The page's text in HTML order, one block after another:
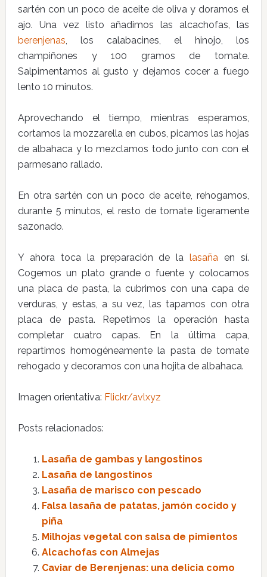
sartén con un poco de aceite de oliva y doramos el
ajo. Una vez listo añadimos las alcachofas, las
berenjenas, los calabacines, el hinojo, los
champiñones y 100 gramos de tomate.
Salpimentamos al gusto y dejamos cocer a fuego
lento 10 minutos.
Aprovechando el tiempo, mientras esperamos,
cortamos la mozzarella en cubos, picamos las hojas
de albahaca y lo mezclamos todo junto con con el
parmesano rallado.
En otra sartén con un poco de aceite, rehogamos,
durante 5 minutos, el resto de tomate ligeramente
sazonado.
Y ahora toca la preparación de lalasaña en sí.
Cogemos un plato grande o fuente y colocamos
una placa de pasta, la cubrimos con una capa de
verduras, y estas, a su vez, las tapamos con otra
placa de pasta. Repetimos la operación hasta
completar cuatro capas. En la última capa,
repartimos homogéneamente la pasta de tomate
rehogado y decoramos con una hojita de albahaca.
Imagen orientativa: Flickr/avlxyz
Posts relacionados:
Lasaña de gambas y langostinos
Lasaña de langostinos
Lasaña de marisco con pescado
Falsa lasaña de patatas, jamón cocido y
piña
Milhojas vegetal con salsa de pimientos
Alcachofas con Almejas
Caviar de Berenjenas: una delicia como